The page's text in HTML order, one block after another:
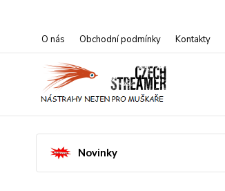
O nás Obchodní podmínky Kontakty
Novinky